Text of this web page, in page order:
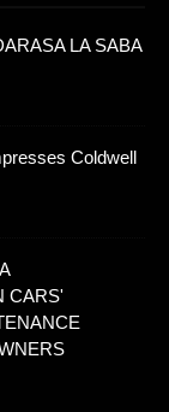
LA SABA
Coldwell
CARS'